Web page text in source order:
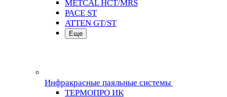
METCAL HCT/MRS
PACE ST
ATTEN GT/ST
Еще
Инфракрасные паяльные системы
ТЕРМОПРО ИК